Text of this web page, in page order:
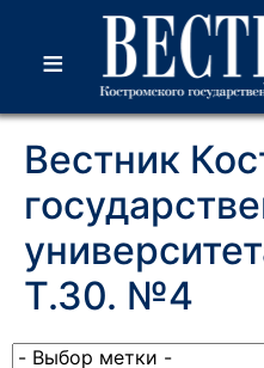
≡
Вестник
Т.30. №4